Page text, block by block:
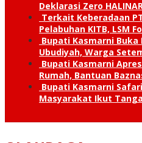
Deklarasi Zero
Terkait Keberadaan
Pelabuhan KITB, LSM
Bupati Kasmarni Buka
Ubudiyah, Warga
Bupati Kasmarni
Rumah, Bantuan
Bupati Kasmarni
Masyarakat Ikut